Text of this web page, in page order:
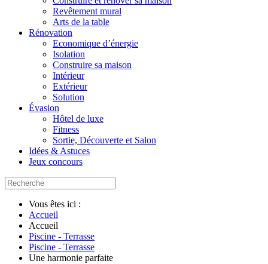
Revêtement mural
Arts de la table
Rénovation
Economique d’énergie
Isolation
Construire sa maison
Intérieur
Extérieur
Solution
Évasion
Hôtel de luxe
Fitness
Sortie, Découverte et Salon
Idées & Astuces
Jeux concours
Vous êtes ici :
Accueil
Accueil
Piscine - Terrasse
Piscine - Terrasse
Une harmonie parfaite